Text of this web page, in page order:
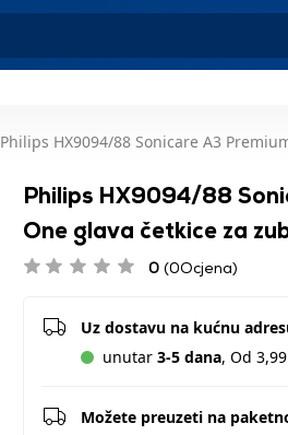
Philips HX9094/88 Sonicare A3
Philips HX9094/88
One glava četkice za
0 (0Ocjena)
Uz dostavu na kućnu
unutar 3-5 dana, Od
Možete preuzeti na